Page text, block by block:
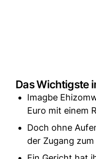
Das Wichtigste
Imagbe
Euro mit einem
Doch ohne
der Zugang